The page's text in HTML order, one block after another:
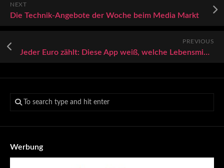
NEXT
Die Technik-Angebote der Woche beim Media Markt
PREVIOUS
Jeder Euro zählt: Diese App weiß, welche Lebensmittel in welchem Supermarkt am günstigsten sind
Werbung